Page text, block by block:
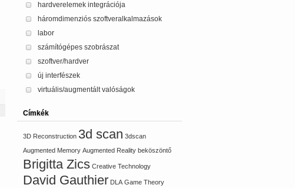
hardverelemek integrációja
háromdimenziós szoftveralkalmazások
labor
számítógépes szobrászat
szoftver/hardver
új interfészek
virtuális/augmentált valóságok
Címkék
3D Reconstruction 3d scan 3dscan
Augmented Memory Augmented Reality beköszöntő
Brigitta Zics Creative Technology
David Gauthier DLA Game Theory